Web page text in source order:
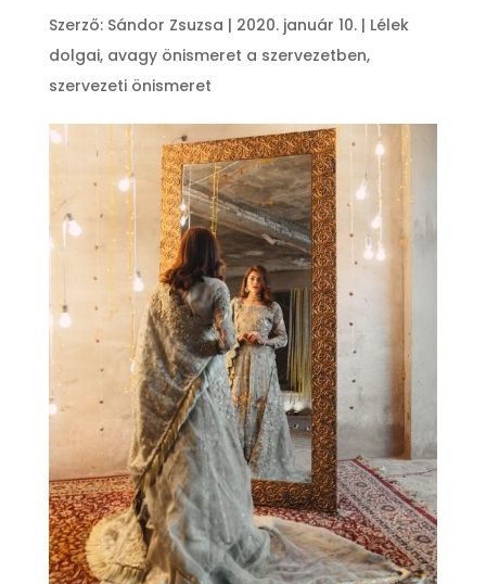
Szerző: Sándor Zsuzsa | 2020. január 10.| Lélek
dolgai, avagy önismeret a szervezetben,
szervezeti önismeret